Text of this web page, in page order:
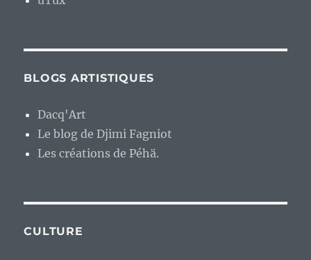
BLOGS ARTISTIQUES
Dacq'Art
Le blog de Djimi Fagniot
Les créations de Péhä.
CULTURE